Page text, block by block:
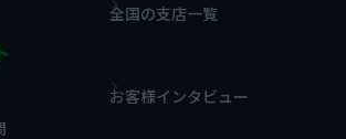
全国の支店一覧
お客様インタビュー